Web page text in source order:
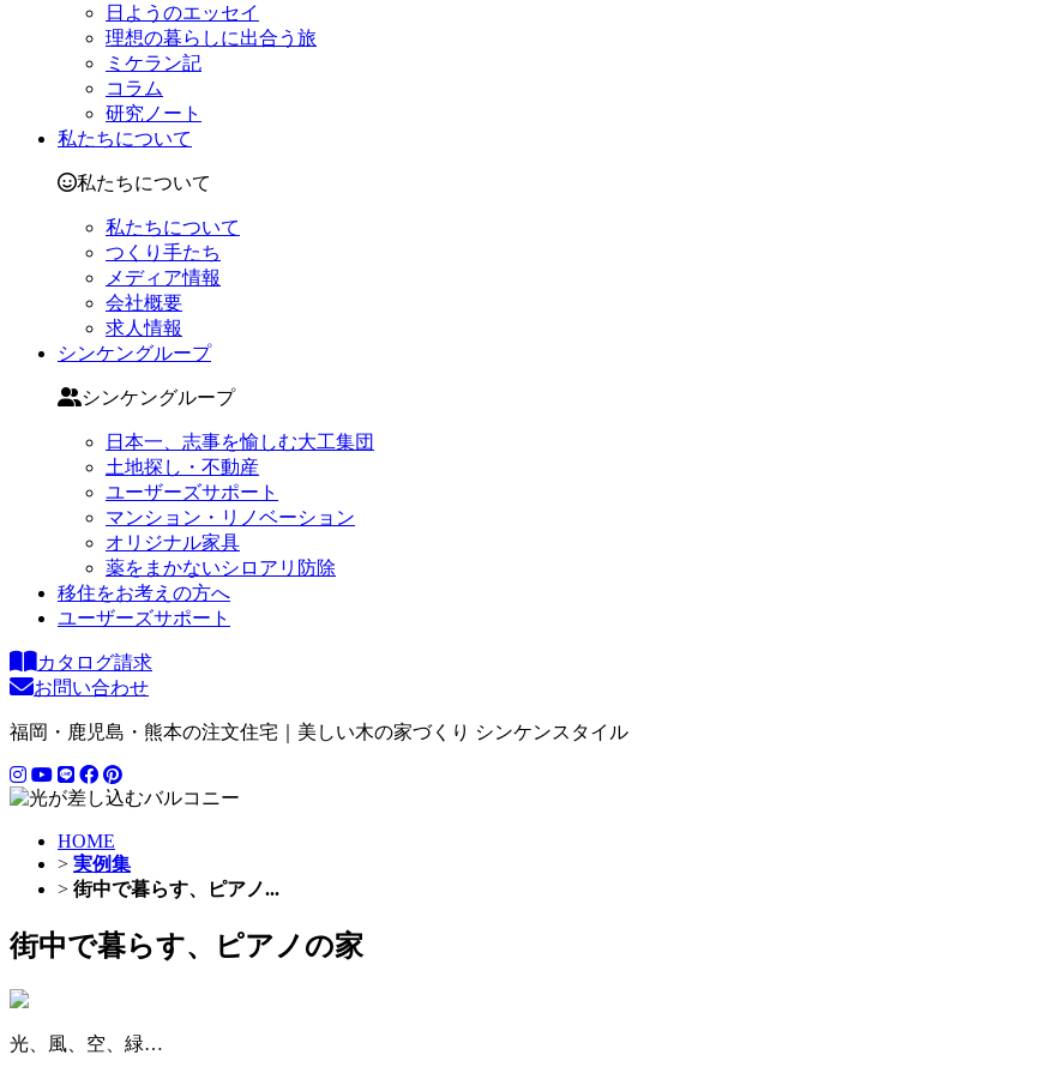
日ようのエッセイ
理想の暮らしに出合う旅
ミケラン記
コラム
研究ノート
私たちについて
私たちについて
私たちについて
つくり手たち
メディア情報
会社概要
求人情報
シンケングループ
シンケングループ
日本一、志事を愉しむ大工集団
土地探し・不動産
ユーザーズサポート
マンション・リノベーション
オリジナル家具
薬をまかないシロアリ防除
移住をお考えの方へ
ユーザーズサポート
カタログ請求
お問い合わせ
福岡・鹿児島・熊本の注文住宅｜美しい木の家づくり シンケンスタイル
HOME
> 実例集
> 街中で暮らす、ピアノ...
街中で暮らす、ピアノの家
光、風、空、緑…